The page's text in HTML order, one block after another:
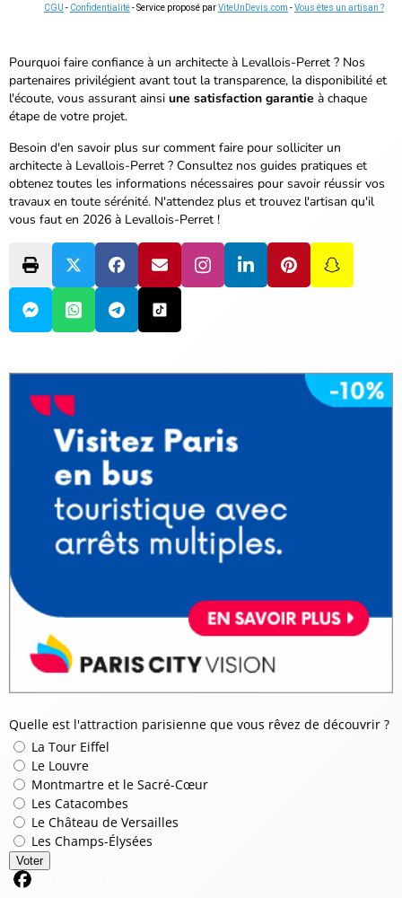
CGU - Confidentialité- Service proposé parViteUnDevis.com -Vous êtes un artisan ?
Pourquoi faire confiance à un architecte à Levallois-Perret ? Nos
partenaires privilégient avant tout la transparence, la disponibilité et
l'écoute, vous assurant ainsi une satisfaction garantie à chaque
étape de votre projet.
Besoin d'en savoir plus sur comment faire pour solliciter un
architecte à Levallois-Perret ? Consultez nos guides pratiques et
obtenez toutes les informations nécessaires pour savoir réussir vos
travaux en toute sérénité. N'attendez plus et trouvez l'artisan qu'il
vous faut en 2026 à Levallois-Perret !
Quelle est l'attraction parisienne que vous rêvez de découvrir ?
La Tour Eiffel
Le Louvre
Montmartre et le Sacré-Cœur
Les Catacombes
Le Château de Versailles
Les Champs-Élysées
Voter